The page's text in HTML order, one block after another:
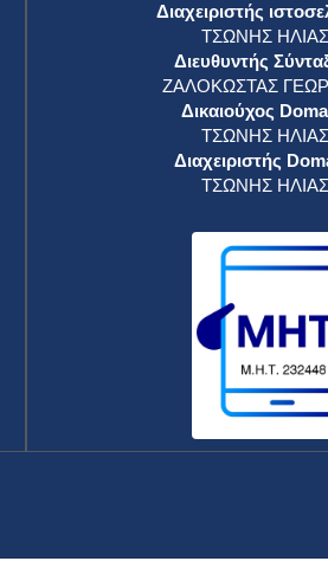
Διαχειριστής
ΤΣΩΝΗΣ ΗΛΙΑΣ
Διευθυντής
ΖΑΛΟΚΩΣΤΑΣ
Δικαιούχος
ΤΣΩΝΗΣ ΗΛΙΑΣ
Διαχειριστής
ΤΣΩΝΗΣ ΗΛΙΑΣ